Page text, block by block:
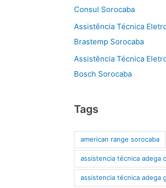
Consul Sorocaba
Assistência Técnica
Brastemp Sorocaba
Assistência Técnica
Bosch Sorocaba
Tags
american range sorocaba
assistencia técnica adega
assistencia técnica adega